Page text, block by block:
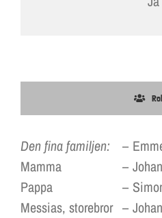
Den fina familjen:
Mamma
Pappa
Messias, storebror
–
–
–
–